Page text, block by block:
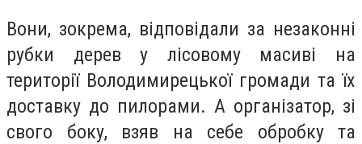
Вони, зокрема, відповідали за незаконні
рубки дереву лісовому масиві на
території Володимирецькоїгромади та їх
доставку до пилорами. А організатор, зі
свого боку, взяв на себе обробку та